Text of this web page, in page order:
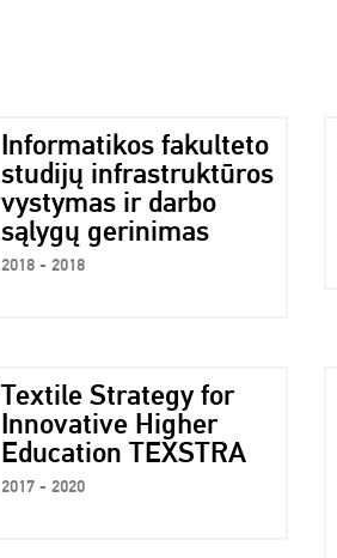
Informatikos fakulteto
studijų infrastruktūros
vystymas ir darbo
sąlygų gerinimas
2018 - 2018
Textile Strategy for
Innovative Higher
Education TEXSTRA
2017 - 2020